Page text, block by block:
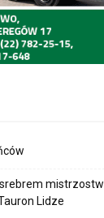
mistrzostw
Lidze